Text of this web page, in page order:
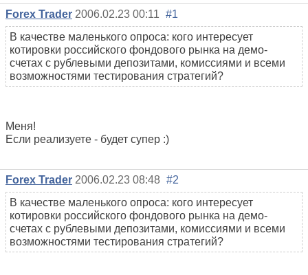
Forex Trader 2006.02.23 00:11 #1
В качестве маленького опроса: кого интересует
котировки российского фондового рынка на демо-
счетах с рублевыми депозитами, комиссиями и всеми
возможностями тестирования стратегий?
Меня!
Если реализуете - будет супер :)
Forex Trader 2006.02.23 08:48 #2
В качестве маленького опроса: кого интересует
котировки российского фондового рынка на демо-
счетах с рублевыми депозитами, комиссиями и всеми
возможностями тестирования стратегий?